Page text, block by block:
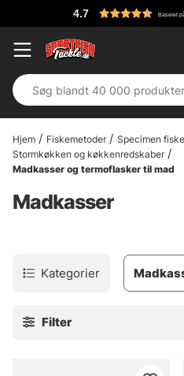
4.7 Baseret
Hjem Fiskemetoder Specimen
Stormkøkken og køkkenredskaber
Madkasser og termoflasker til mad
Madkasser
Kategorier
Filter